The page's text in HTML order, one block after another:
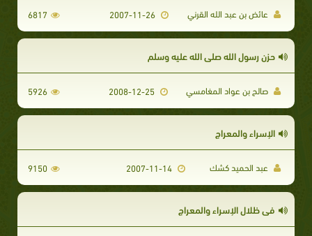
عائض بن عبد الله القرني 6817
حزن رسول الله صلى الله عليه وسلم
صالح بن عواد المغامسي 2008-12-25
5926
الإسراء والمعراج
عبد الحميد كشك 9150
في ظلال الإسراء والمعراج